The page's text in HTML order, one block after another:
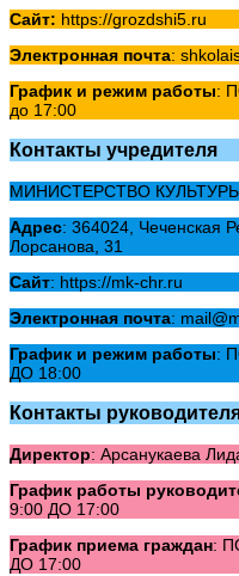
Сайт: https://grozdshi5.ru
Электронная почта:
График и режим работы:
до 17:00
Контакты учредителя
МИНИСТЕРСТВО
Адрес: 364024, Чеченская
Лорсанова, 31
Сайт: https://mk-chr.ru
Электронная почта:
График и режим работы:
ДО 18:00
Контакты
Директор: Арсанукаева
График работы
9:00 ДО 17:00
График приема граждан:
ДО 17:00